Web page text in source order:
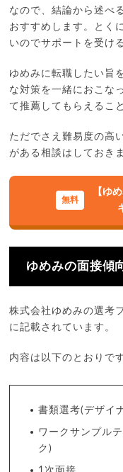
なので、結論から述べ
おすすめします。とく
いのでサポートを受け
ゆめみに転職したい旨
な対策を一緒におこな
て推薦してもらえるこ
ただでさえ難易度の高
がある相談はしておき
【ゆ
ゆめみの面接傾
株式会社ゆめみの選考
に記載されています。
内容は以下のとおりです
書類選考(デザイ
ワークサンプル
ク)